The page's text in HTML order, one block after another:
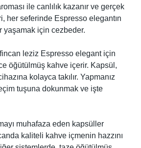
ile canlılık kazanır ve gerçek
her seferinde Espresso elegantın
yaşamak için cezbeder.
leziz Espresso elegant için
öğütülmüş kahve içerir. Kapsül,
kolayca takılır. Yapmanız
tuşuna dokunmak ve işte
muhafaza eden kapsüller
kaliteli kahve içmenin hazzını